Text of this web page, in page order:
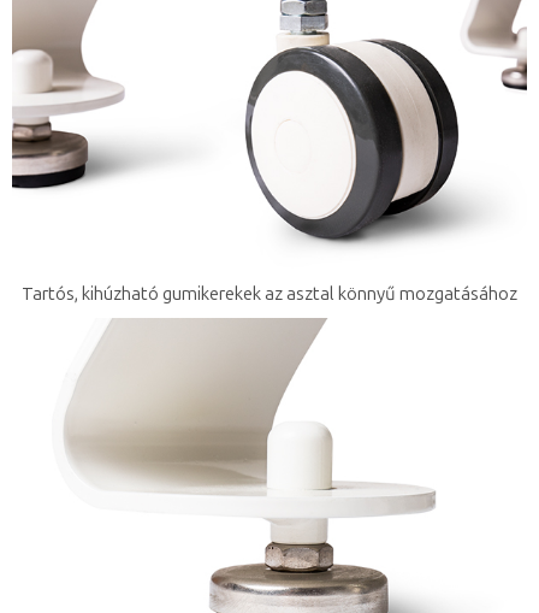
Tartós, kihúzható gumikerekek az asztal könnyű mozgatásához